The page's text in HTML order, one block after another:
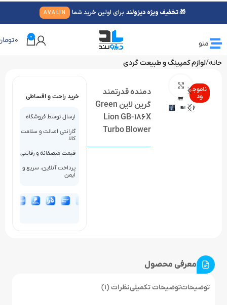
منو
0
0
خانه لوازم کمپینگ و طبیعت گردی
ناموج
ود
دمنده قدرتمند
گرین لاین Green
Lion GB-186X
Turbo Blower
خرید راحت و اقساطی
ارسال توسط فروشگاه
گارانتی اصالت و سلامت
کالا
قیمت منصفانه و رقابتی
پرداخت آنلاین، سریع و
ایمن
معرفی محصول
توضیحاتتوضیحات تکمیلینظرات (1)
🎁 تخفیف ویژه دیزولند برای اولین خرید شما AVALIN